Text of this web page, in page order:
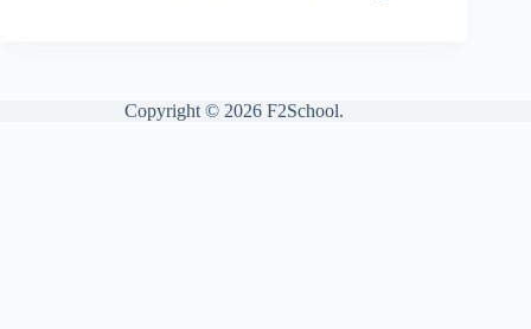
Copyright © 2026 F2School.